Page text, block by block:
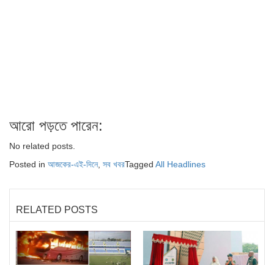
আরো পড়তে পারেন:
No related posts.
Posted in আজকের-এই-দিনে, সব খবরTagged All Headlines
RELATED POSTS